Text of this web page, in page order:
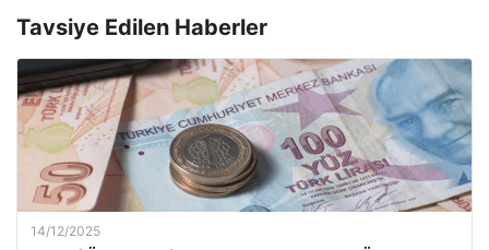
Tavsiye Edilen Haberler
14/12/2025